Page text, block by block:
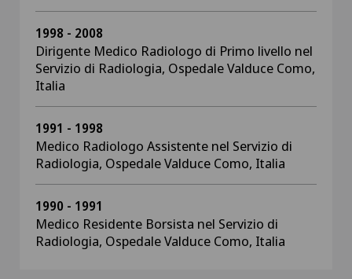
1998 - 2008
Dirigente Medico Radiologo di Primo livello nel
Servizio di Radiologia, Ospedale Valduce Como,
Italia
1991 - 1998
Medico Radiologo Assistente nel Servizio di
Radiologia, Ospedale Valduce Como, Italia
1990 - 1991
Medico Residente Borsista nel Servizio di
Radiologia, Ospedale Valduce Como, Italia